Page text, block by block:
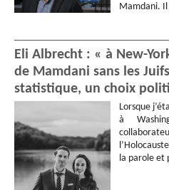
Mamdani.
Eli Albrecht : « à New-
de Mamdani sans les
statistique, un choix
Lorsque
à
la parole et